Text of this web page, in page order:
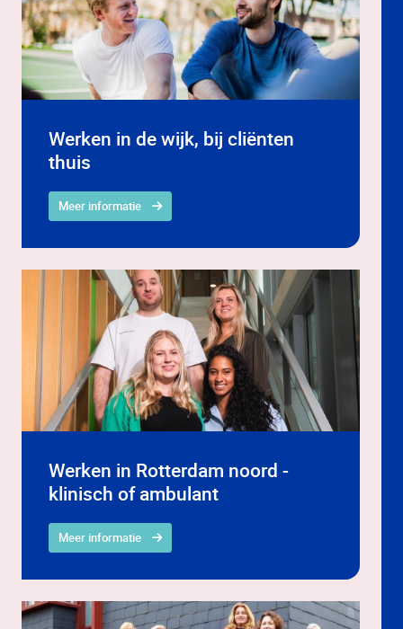
Werken in de wijk, bij cliënten
thuis
Meer informatie
Werken in Rotterdam noord -
klinisch of ambulant
Meer informatie